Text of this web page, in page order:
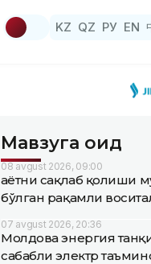
KZ QZ РУ EN
Мавзуга оид
08 avgust 2026, 09:00
Ҳаётни сақлаб қолиши
бўлган рақамли
07 avgust 2026, 20:36
Молдова энергия
сабабли электр